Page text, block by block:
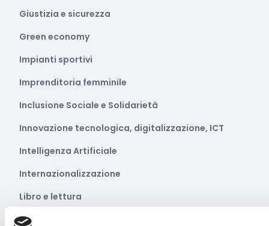
Giustizia e sicurezza
Green economy
Impianti sportivi
Imprenditoria femminile
Inclusione Sociale e Solidarietà
Innovazione tecnologica, digitalizzazione, ICT
Intelligenza Artificiale
Internazionalizzazione
Libro e lettura
Manifatturiero